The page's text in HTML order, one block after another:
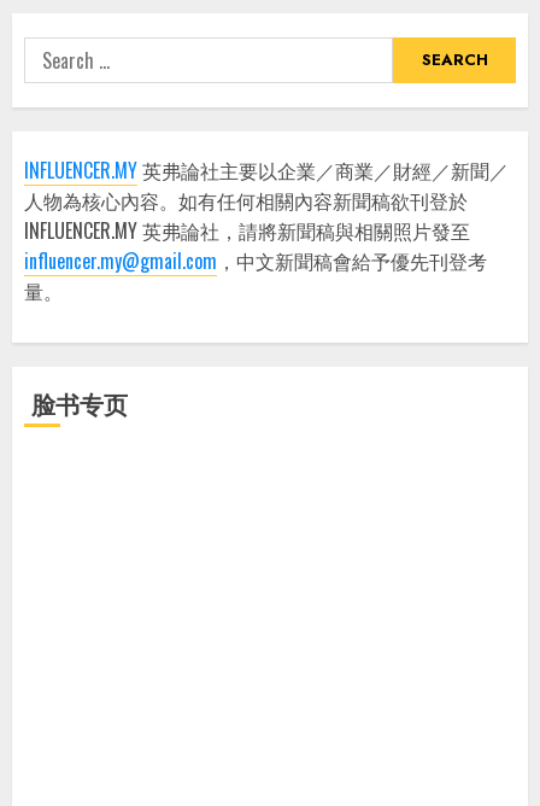
Search
for:
INFLUENCER.MY英弗論社主要以企業／商業／財經／新聞／
人物為核心內容。如有任何相關內容新聞稿欲刊登於
INFLUENCER.MY 英弗論社，請將新聞稿與相關照片發至
influencer.my@gmail.com ，中文新聞稿會給予優先刊登考
量。
脸书专页